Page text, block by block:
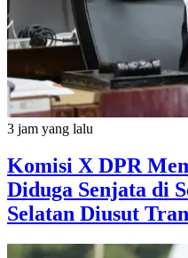
3 jam yang lalu
Komisi X DPR
Diduga Senjata di
Selatan Diusut